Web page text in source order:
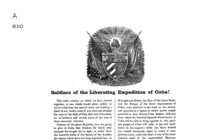
A
eso